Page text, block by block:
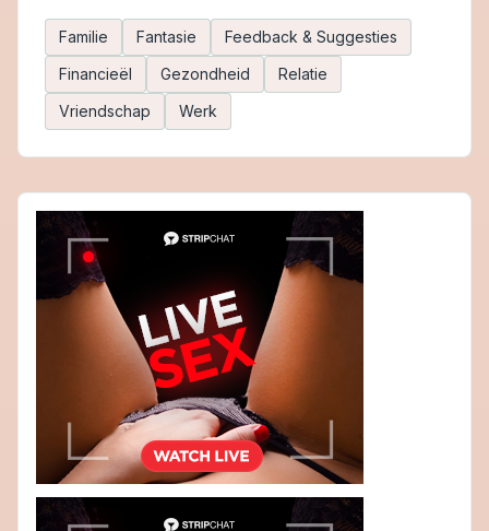
Familie Fantasie
Feedback & Suggesties
Financieël
Gezondheid
Relatie
Vriendschap
Werk